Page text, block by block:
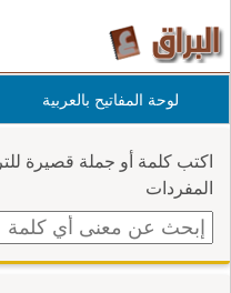
لوحة المفاتيح بالعربية
اكتب كلمة أو جملة قصيرة
المفردات